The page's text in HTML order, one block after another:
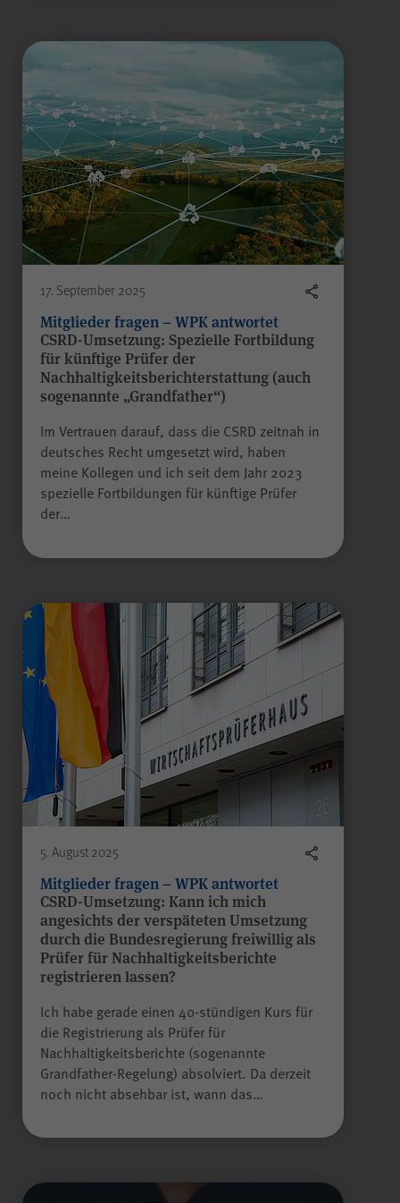
17. September 2025
Mitglieder fragen – WPK antwortet
CSRD-Umsetzung: Spezielle Fortbildung
für künftige Prüfer der
Nachhaltigkeitsberichterstattung (auch
sogenannte „Grandfather“)
Im Vertrauen darauf, dass die CSRD zeitnah in
deutsches Recht umgesetzt wird, haben
meine Kollegen und ich seit dem Jahr 2023
spezielle Fortbildungen für künftige Prüfer
der…
5. August 2025
Mitglieder fragen – WPK antwortet
CSRD-Umsetzung: Kann ich mich
angesichts der verspäteten Umsetzung
durch die Bundesregierung freiwillig als
Prüfer für Nachhaltigkeitsberichte
registrieren lassen?
Ich habe gerade einen 40-stündigen Kurs für
die Registrierung als Prüfer für
Nachhaltigkeitsberichte (sogenannte
Grandfather-Regelung) absolviert. Da derzeit
noch nicht absehbar ist, wann das…
Laufzeit
Zweck
Gilt nur für den
passwortgeschützten
Mitgliederbereich „Meine
WPK“:
Temporäres Speichern von
Informationen eines Besuchers
durchJSP(JavaServer Pages)
zur Gewährleistung der
einwandfreien Funktionsweise
Name scrollCookie
Anbieter WPK
Laufzeit
Zweck
Mitgliederbereich „Meine
WPK“:
Speichern und Wiederherstellen
einer genauen Scroll-Position
auf bestimmten Seiten innerhalb
des Mitgliederbereichs.